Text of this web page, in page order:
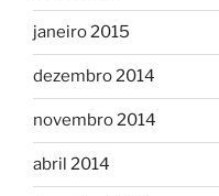
janeiro 2015
dezembro 2014
novembro 2014
abril 2014